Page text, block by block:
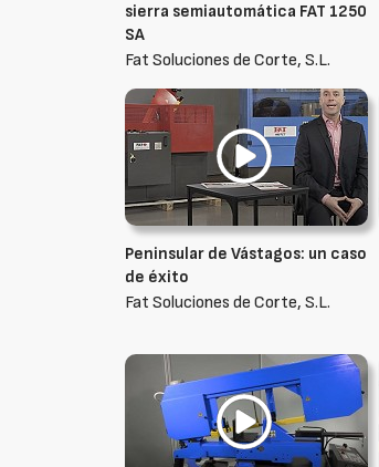
sierra semiautomática FAT 1250
SA
Fat Soluciones de Corte, S.L.
Peninsular de Vástagos: un caso
de éxito
Fat Soluciones de Corte, S.L.